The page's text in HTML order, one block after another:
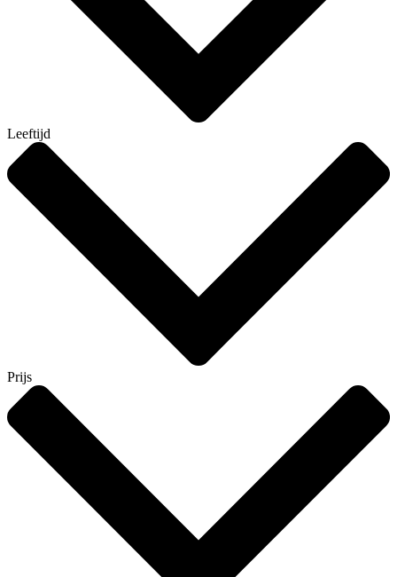
Leeftijd
Prijs